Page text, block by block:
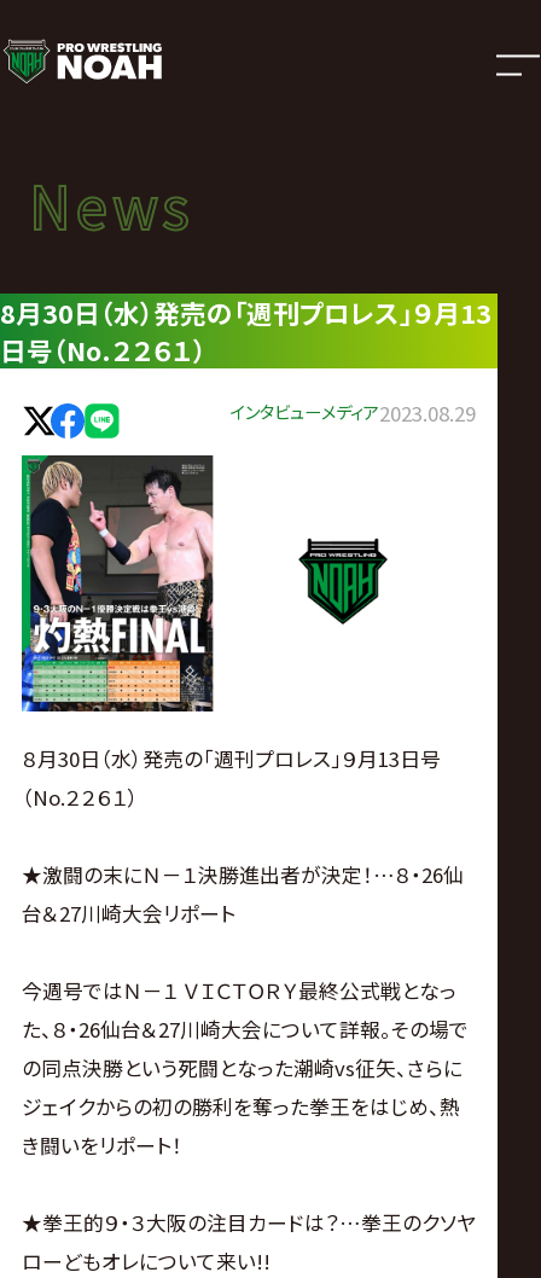
ニ
ュ
ー
ス
|
プ
ロ
レ
ス
リ
ン
グ・
ノ
ア
公
式
サ
イ
ト
News
ニュース
News
8月30日（水）発売の「週刊プロレス」９月13
日号（No.２２６１）
インタビューメディア2023.08.29
８月30日（水）発売の「週刊プロレス」９月13日号
（No.２２６１）
★激闘の末にＮ－１決勝進出者が決定！…８・26仙
台＆27川崎大会リポート
今週号ではＮ－１ ＶＩＣＴＯＲＹ最終公式戦となっ
た、８・26仙台＆27川崎大会について詳報。その場で
の同点決勝という死闘となった潮崎vs征矢、さらに
ジェイクからの初の勝利を奪った拳王をはじめ、熱
き闘いをリポート！
★拳王的９・３大阪の注目カードは？…拳王のクソヤ
ローどもオレについて来い!!